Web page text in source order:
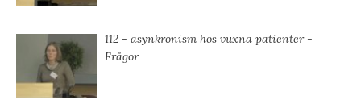
112 - asynkronism hos vuxna patienter -
Frågor